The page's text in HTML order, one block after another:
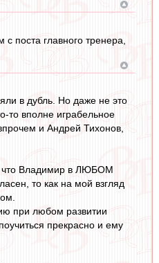
поста главного тренера,
в дубль. Но даже не это
то вполне играбельное
и Андрей Тихонов,
что Владимир в ЛЮБОМ
то как на мой взгляд
при любом развитии
прекрасно и ему